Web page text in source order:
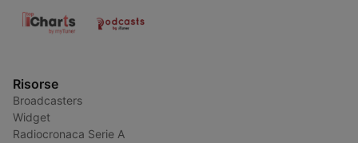
Risorse
Broadcasters
Widget
Radiocronaca Serie A